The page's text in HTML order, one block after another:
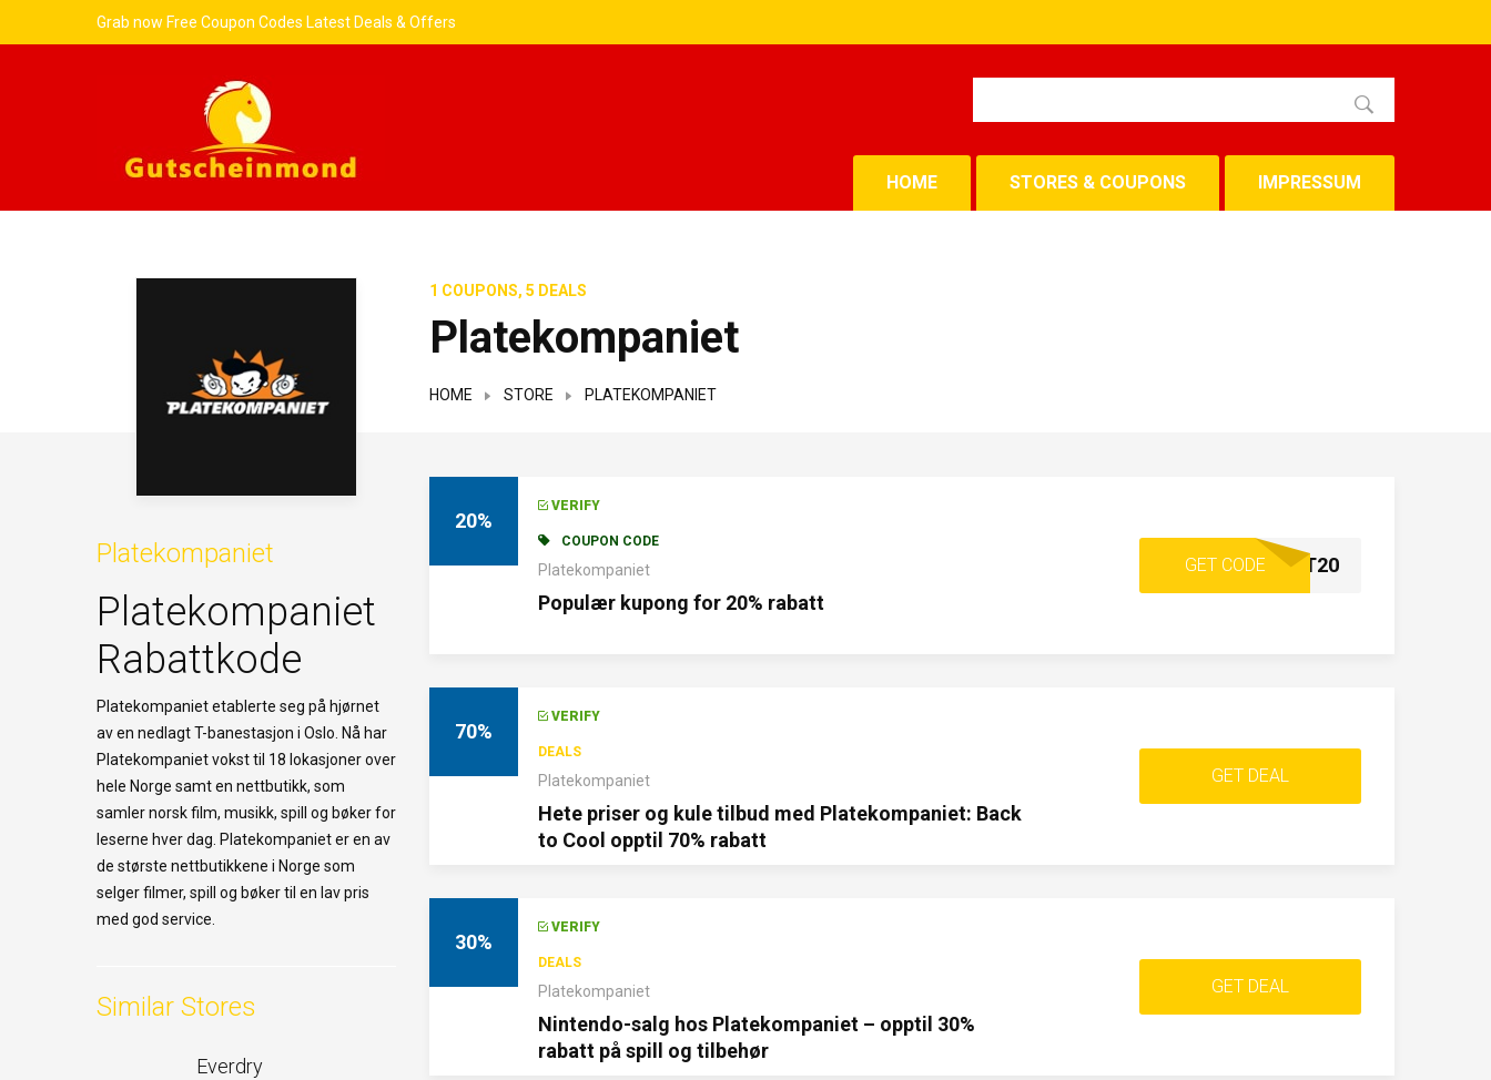
Grab now Free Coupon Codes Latest Deals & Offers
HOME STORES & COUPONS IMPRESSUM
1 COUPONS, 5 DEALS
Platekompaniet
HOME STORE PLATEKOMPANIET
20%
VERIFY
COUPON CODE
Platekompaniet
Populær kupong for 20% rabatt
GET CODERABATT20
70%
VERIFY
DEALS
Platekompaniet
Hete priser og kule tilbud med Platekompaniet: Back
to Cool opptil 70% rabatt
GET DEAL
30%
VERIFY
DEALS
Platekompaniet
Nintendo-salg hos Platekompaniet – opptil 30%
rabatt på spill og tilbehør
GET DEAL
Platekompaniet
Platekompaniet
Rabattkode
Platekompaniet etablerte seg på hjørnet
av en nedlagt T-banestasjon i Oslo. Nå har
Platekompaniet vokst til 18 lokasjoner over
hele Norge samt en nettbutikk, som
samler norsk film, musikk, spill og bøker for
leserne hver dag. Platekompaniet er en av
de største nettbutikkene i Norge som
selger filmer, spill og bøker til en lav pris
med god service.
Similar Stores
Everdry